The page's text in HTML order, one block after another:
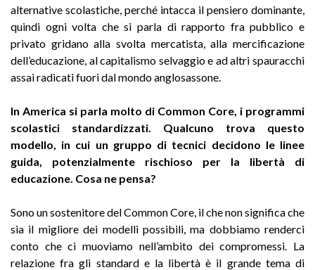
alternative scolastiche, perché intacca il pensiero dominante,
quindi ogni volta che si parla di rapporto fra pubblico e
privato gridano alla svolta mercatista, alla mercificazione
dell’educazione, al capitalismo selvaggio e ad altri spauracchi
assai radicati fuori dal mondo anglosassone.
In America si parla molto di Common Core, i programmi
scolastici standardizzati. Qualcuno trova questo
modello, in cui un gruppo di tecnici decidono le linee
guida, potenzialmente
rischioso per la libertà di
educazione. Cosa ne pensa?
Sono un sostenitore del Common Core, il che non significa che
sia il migliore dei modelli possibili, ma dobbiamo renderci
conto che ci muoviamo nell’ambito dei compromessi. La
relazione fra gli standard e la libertà è il grande tema di